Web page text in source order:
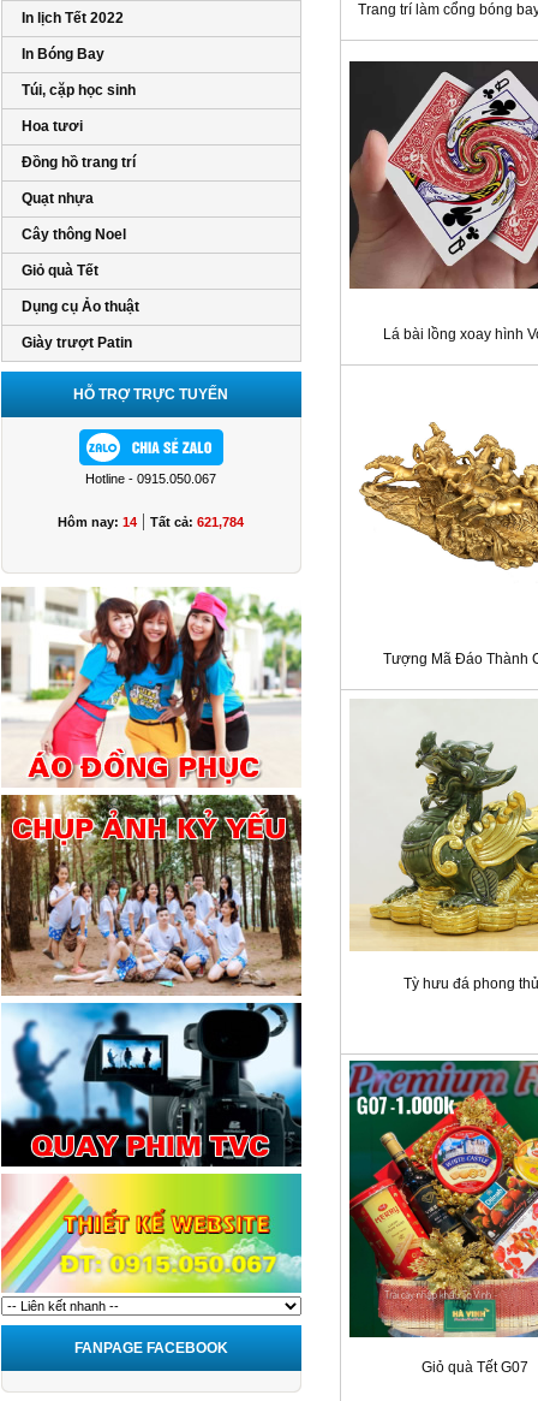
In lịch Tết 2022
In Bóng Bay
Túi, cặp học sinh
Hoa tươi
Đồng hồ trang trí
Quạt nhựa
Cây thông Noel
Giỏ quà Tết
Dụng cụ Ảo thuật
Giày trượt Patin
HỖ TRỢ TRỰC TUYẾN
Hotline - 0915.050.067
Hôm nay: 14 | Tất cả: 621,784
FANPAGE FACEBOOK
Trang trí làm cổng bóng
Lá bài lồng xoay hình
Tượng Mã Đáo Thành
Tỳ hưu đá phong
Giỏ quà Tết G07